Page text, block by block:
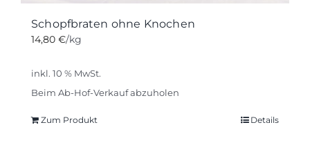
Schopfbraten ohne Knochen
14,80 €/kg
inkl. 10 % MwSt.
Beim Ab-Hof-Verkauf abzuholen
Zum Produkt Details